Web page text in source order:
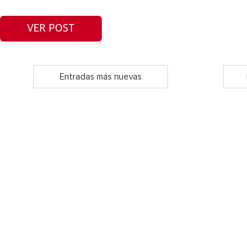
VER POST
Entradas más nuevas